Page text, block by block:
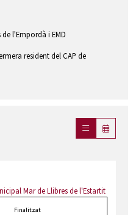
l'Empordà i EMD
resident del CAP de
Mar de Llibres de l'Estartit
Finalitzat